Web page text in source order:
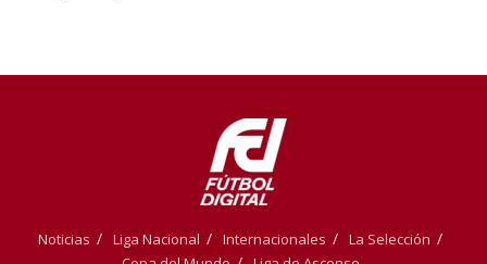
Noticias Liga Nacional Internacionales
La Selección